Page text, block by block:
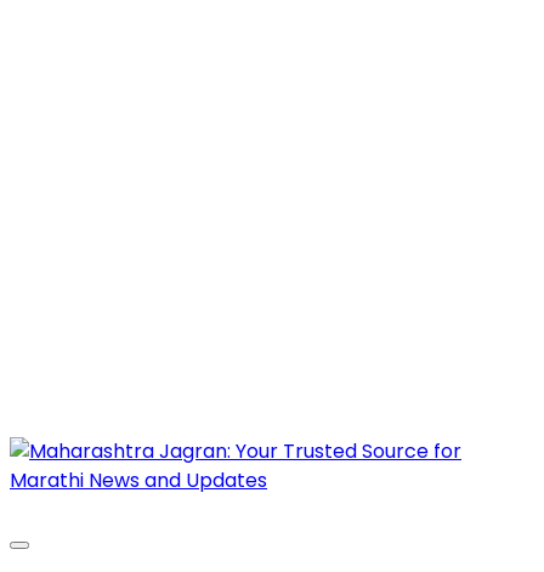
Maharashtra Jagran : Your Trusted Companion